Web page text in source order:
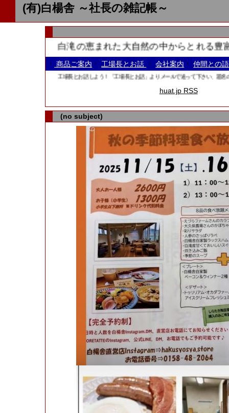
(有)白楊舎 ～社長の雑記帳～
白滝の恵まれた大自然の中からとれる豊富
・ 商品ご案内 ・ 工場長とお話 ・ 会社案内 ・ 仲間との
工場長とお話しよう！「工場長とお話」よりメールで送って下さい、題名のあ
huat.jp RSS
(no subject)